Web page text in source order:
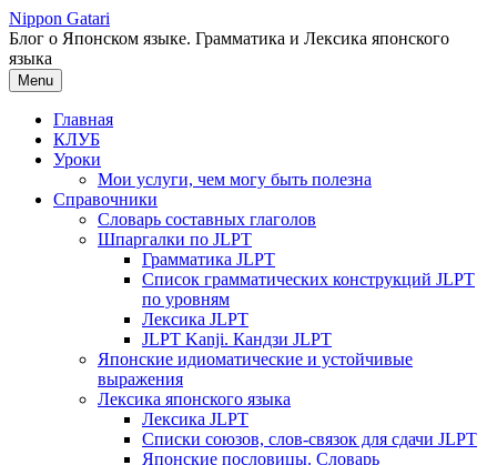
Перейти
к
содержимому
Nippon Gatari
Блог о Японском языке. Грамматика и Лексика японского
языка
Menu
Главная
КЛУБ
Уроки
Мои услуги, чем могу быть полезна
Справочники
Словарь составных глаголов
Шпаргалки по JLPT
Грамматика JLPT
Список грамматических конструкций JLPT
по уровням
Лексика JLPT
JLPT Kanji. Кандзи JLPT
Японские идиоматические и устойчивые
выражения
Лексика японского языка
Лексика JLPT
Списки союзов, слов-связок для сдачи JLPT
Японские пословицы. Словарь